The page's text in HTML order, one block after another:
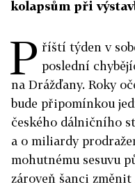
kolapsům při
P říští týden v
poslední
na Drážďany. Roky
bude připomínkou
českého dálničního
a o miliardy
mohutnému sesuvu
zároveň šanci změnit